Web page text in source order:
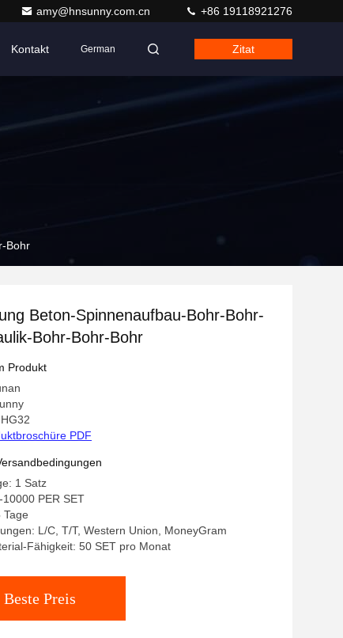
amy@hnsunny.com.cn +86 19118921276
Kontakt German Zitat
Bohr
Beton-Spinnenaufbau-Bohr-Bohr-
Bohr-Bohr-Bohr
Produkt
PDF
1 Satz
PER SET
Tage
L/C, T/T, Western Union, MoneyGram
Fähigkeit: 50 SET pro Monat
Beste Preis